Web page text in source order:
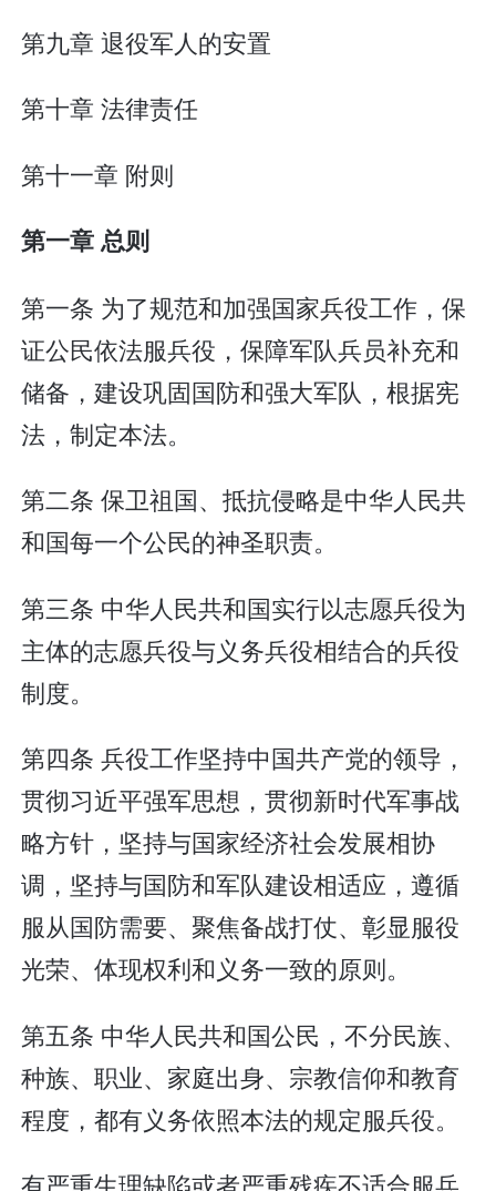
第九章 退役军人的安置
第十章 法律责任
第十一章 附则
第一章 总则
第一条 为了规范和加强国家兵役工作，保
证公民依法服兵役，保障军队兵员补充和
储备，建设巩固国防和强大军队，根据宪
法，制定本法。
第二条 保卫祖国、抵抗侵略是中华人民共
和国每一个公民的神圣职责。
第三条 中华人民共和国实行以志愿兵役为
主体的志愿兵役与义务兵役相结合的兵役
制度。
第四条 兵役工作坚持中国共产党的领导，
贯彻习近平强军思想，贯彻新时代军事战
略方针，坚持与国家经济社会发展相协
调，坚持与国防和军队建设相适应，遵循
服从国防需要、聚焦备战打仗、彰显服役
光荣、体现权利和义务一致的原则。
第五条 中华人民共和国公民，不分民族、
种族、职业、家庭出身、宗教信仰和教育
程度，都有义务依照本法的规定服兵役。